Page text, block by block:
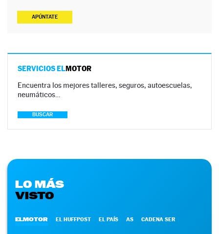
APÚNTATE
SERVICIOS ELMOTOR
Encuentra los mejores talleres, seguros, autoescuelas,
neumáticos…
BUSCAR
LO MÁS
VISTO
ELMOTOR EL HUFFPOST EL PAÍS AS CADENA SER